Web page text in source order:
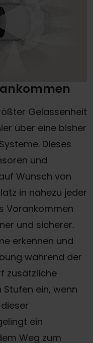
Gelassenheit
über eine bisher
Dieses
und
Wunsch von
in nahezu jeder
Vorankommen
und sicherer.
erkennen und
während der
zusätzliche
ein, wenn
ein
Weg zum